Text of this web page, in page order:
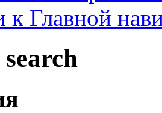
к Главной